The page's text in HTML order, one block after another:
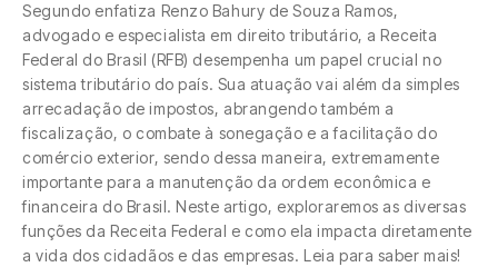
Segundo enfatiza Renzo Bahury de Souza Ramos,
advogado e especialista em direito tributário, a Receita
Federal do Brasil (RFB) desempenha um papel crucial no
sistema tributário do país. Sua atuação vai além da simples
arrecadação de impostos, abrangendo também a
fiscalização, o combate à sonegação e a facilitação do
comércio exterior, sendo dessa maneira, extremamente
importante para a manutenção da ordem econômica e
financeira do Brasil. Neste artigo, exploraremos as diversas
funções da Receita Federal e como ela impacta diretamente
a vida dos cidadãos e das empresas. Leia para saber mais!